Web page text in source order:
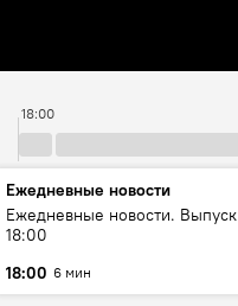
18:00
Ежедневные новости
Ежедневные новости. Выпуск
18:00
18:00 6 мин